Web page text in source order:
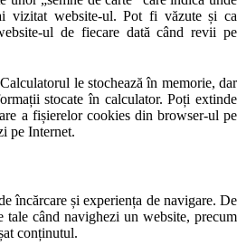
vizitat website-ul. Pot fi văzute și ca
ul de fiecare dată când revii pe
le stochează în memorie, dar
stocate în calculator. Poți extinde
a fișierelor cookies din browser-ul pe
pe Internet.
încărcare și experiența de navigare. De
tale când navighezi un website, precum
conținutul.